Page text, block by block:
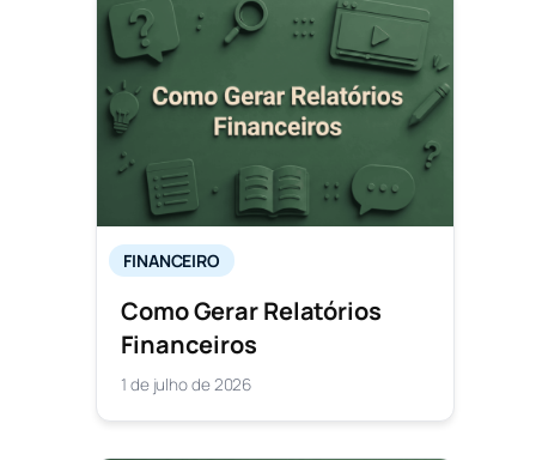
FINANCEIRO
Como Gerar Relatórios
Financeiros
1 de julho de 2026